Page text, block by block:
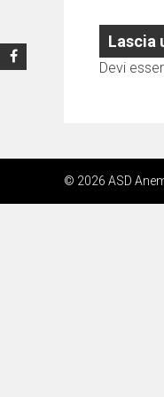
Lascia
Devi
© 2026 ASD